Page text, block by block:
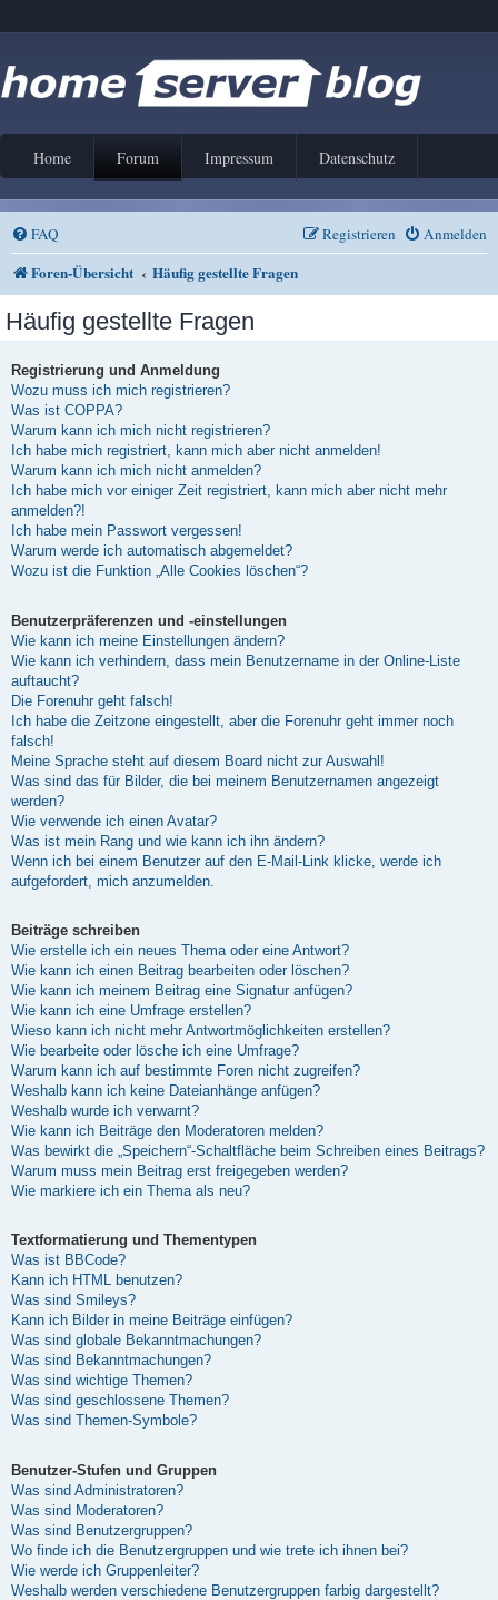
Home Forum Impressum Datenschutz
FAQ Anmelden
Registrieren
Foren-Übersicht Häufig gestellte Fragen
Häufig gestellte Fragen
Registrierung und Anmeldung
Wozu muss ich mich registrieren?
Was ist COPPA?
Warum kann ich mich nicht registrieren?
Ich habe mich registriert, kann mich aber nicht anmelden!
Warum kann ich mich nicht anmelden?
Ich habe mich vor einiger Zeit registriert, kann mich aber nicht mehr
anmelden?!
Ich habe mein Passwort vergessen!
Warum werde ich automatisch abgemeldet?
Wozu ist die Funktion „Alle Cookies löschen“?
Benutzerpräferenzen und -einstellungen
Wie kann ich meine Einstellungen ändern?
Wie kann ich verhindern, dass mein Benutzername in der Online-Liste
auftaucht?
Die Forenuhr geht falsch!
Ich habe die Zeitzone eingestellt, aber die Forenuhr geht immer noch
falsch!
Meine Sprache steht auf diesem Board nicht zur Auswahl!
Was sind das für Bilder, die bei meinem Benutzernamen angezeigt
werden?
Wie verwende ich einen Avatar?
Was ist mein Rang und wie kann ich ihn ändern?
Wenn ich bei einem Benutzer auf den E-Mail-Link klicke, werde ich
aufgefordert, mich anzumelden.
Beiträge schreiben
Wie erstelle ich ein neues Thema oder eine Antwort?
Wie kann ich einen Beitrag bearbeiten oder löschen?
Wie kann ich meinem Beitrag eine Signatur anfügen?
Wie kann ich eine Umfrage erstellen?
Wieso kann ich nicht mehr Antwortmöglichkeiten erstellen?
Wie bearbeite oder lösche ich eine Umfrage?
Warum kann ich auf bestimmte Foren nicht zugreifen?
Weshalb kann ich keine Dateianhänge anfügen?
Weshalb wurde ich verwarnt?
Wie kann ich Beiträge den Moderatoren melden?
Was bewirkt die „Speichern“-Schaltfläche beim Schreiben eines Beitrags?
Warum muss mein Beitrag erst freigegeben werden?
Wie markiere ich ein Thema als neu?
Textformatierung und Thementypen
Was ist BBCode?
Kann ich HTML benutzen?
Was sind Smileys?
Kann ich Bilder in meine Beiträge einfügen?
Was sind globale Bekanntmachungen?
Was sind Bekanntmachungen?
Was sind wichtige Themen?
Was sind geschlossene Themen?
Was sind Themen-Symbole?
Benutzer-Stufen und Gruppen
Was sind Administratoren?
Was sind Moderatoren?
Was sind Benutzergruppen?
Wo finde ich die Benutzergruppen und wie trete ich ihnen bei?
Wie werde ich Gruppenleiter?
Weshalb werden verschiedene Benutzergruppen farbig dargestellt?